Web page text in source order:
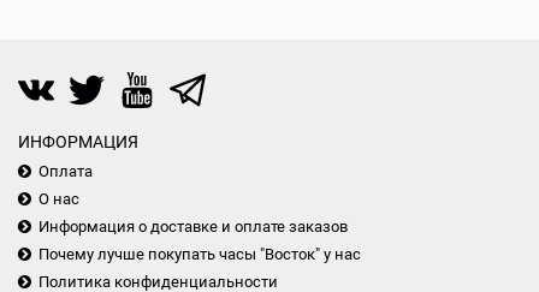
ИНФОРМАЦИЯ
Оплата
О нас
Информация о доставке и оплате заказов
Почему лучше покупать часы "Восток" у нас
Политика конфиденциальности